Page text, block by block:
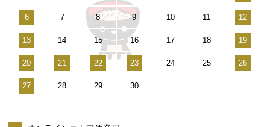
6 7 8 9 10 11 12
13 14 15 16 17 18 19
20 21 22 23 24 25 26
27 28 29 30